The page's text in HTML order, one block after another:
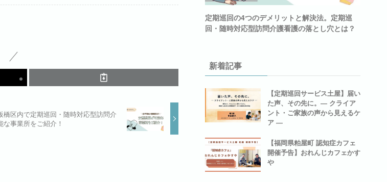
橋区内で定期巡回・随時対応型訪問介
事業所をご紹介！
定期巡回の4つのデメリットと解決法。定期巡
回・随時対応型訪問介護看護の落とし穴とは？
新着記事
【定期巡回サービス土屋】届い
た声、その先に。― クライア
ント・ご家族の声から見えるケ
ア ―
【福岡県粕屋町 認知症カフェ
開催予告】おれんじカフェかす
や